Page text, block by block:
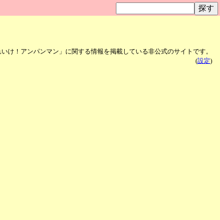
いけ！アンパンマン」に関する情報を掲載している非公式のサイトです。
(設定)